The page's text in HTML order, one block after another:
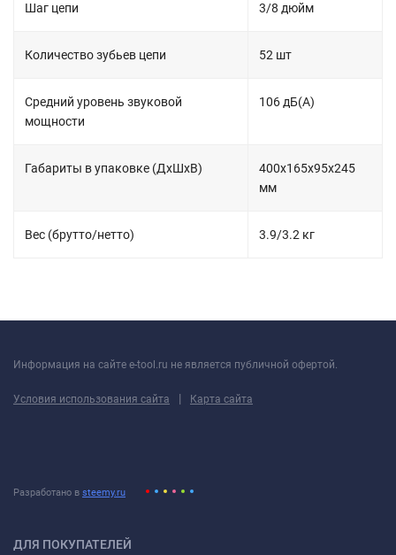
Шаг цепи 3/8 дюйм
Количество зубьев цепи 52 шт
Средний уровень звуковой
мощности
106 дБ(А)
Габариты в упаковке (ДхШхВ)
400х165х95х245
мм
Вес (брутто/нетто) 3.9/3.2 кг
Информация на сайте e-tool.ru не является публичной офертой.
Условия использования сайта | Карта сайта
Разработано в steemy.ru
ДЛЯ ПОКУПАТЕЛЕЙ